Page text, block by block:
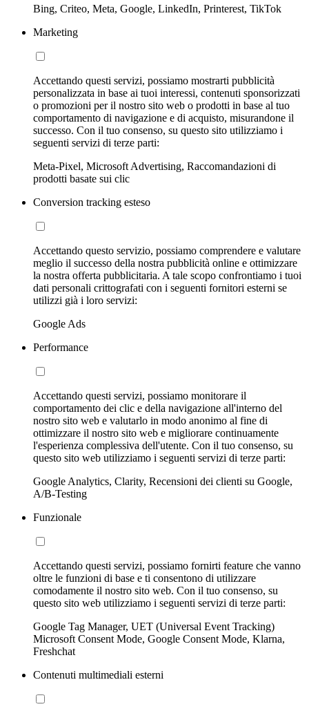
Bing, Criteo, Meta, Google, LinkedIn, Printerest, TikTok
Marketing
Accettando questi servizi, possiamo mostrarti pubblicità
personalizzata in base ai tuoi interessi, contenuti sponsorizzati
o promozioni per il nostro sito web o prodotti in base al tuo
comportamento di navigazione e di acquisto, misurandone il
successo. Con il tuo consenso, su questo sito utilizziamo i
seguenti servizi di terze parti:
Meta-Pixel, Microsoft Advertising, Raccomandazioni di
prodotti basate sui clic
Conversion tracking esteso
Accettando questo servizio, possiamo comprendere e valutare
meglio il successo della nostra pubblicità online e ottimizzare
la nostra offerta pubblicitaria. A tale scopo confrontiamo i tuoi
dati personali crittografati con i seguenti fornitori esterni se
utilizzi già i loro servizi:
Google Ads
Performance
Accettando questi servizi, possiamo monitorare il
comportamento dei clic e della navigazione all'interno del
nostro sito web e valutarlo in modo anonimo al fine di
ottimizzare il nostro sito web e migliorare continuamente
l'esperienza complessiva dell'utente. Con il tuo consenso, su
questo sito web utilizziamo i seguenti servizi di terze parti:
Google Analytics, Clarity, Recensioni dei clienti su Google,
A/B-Testing
Funzionale
Accettando questi servizi, possiamo fornirti feature che vanno
oltre le funzioni di base e ti consentono di utilizzare
comodamente il nostro sito web. Con il tuo consenso, su
questo sito web utilizziamo i seguenti servizi di terze parti:
Google Tag Manager, UET (Universal Event Tracking)
Microsoft Consent Mode, Google Consent Mode, Klarna,
Freshchat
Contenuti multimediali esterni